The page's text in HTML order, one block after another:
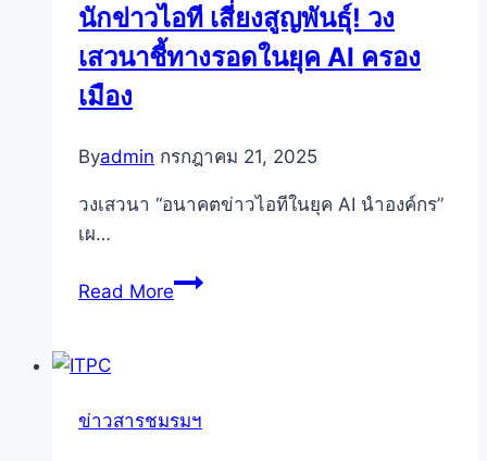
สมา
ชิกฯ
อยู่
อาศัย
“ทรัพย์
นักข่าวไอที เสี่ยงสูญพันธุ์! วง
เสวนาชี้ทางรอดในยุค AI ครอง
เมือง
Byadmin กรกฎาคม 21, 2025
วงเสวนา “อนาคตข่าวไอทีในยุค AI นำองค์กร”
เผ…
Read Moreนัก
พันธุ์!
ข่าวสารชมรมฯ